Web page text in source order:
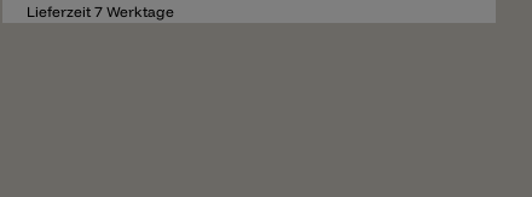
Lieferzeit 7 Werktage